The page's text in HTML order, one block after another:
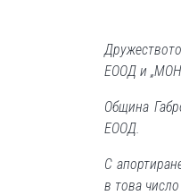
ЕООД и
Община
ЕООД.
С
в това